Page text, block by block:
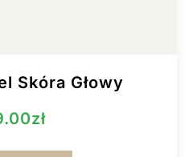
Skóra Głowy
zł